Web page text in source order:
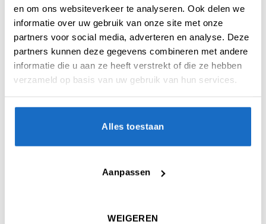
en om ons websiteverkeer te analyseren. Ook delen we
informatie over uw gebruik van onze site met onze
partners voor social media, adverteren en analyse. Deze
partners kunnen deze gegevens combineren met andere
informatie die u aan ze heeft verstrekt of die ze hebben
verzameld op basis van uw gebruik van hun services.
Alles toestaan
Aanpassen
WEIGEREN
BESCHRIJVING
AANVULLENDE INFORMATIE
BEOORDELINGEN (0)